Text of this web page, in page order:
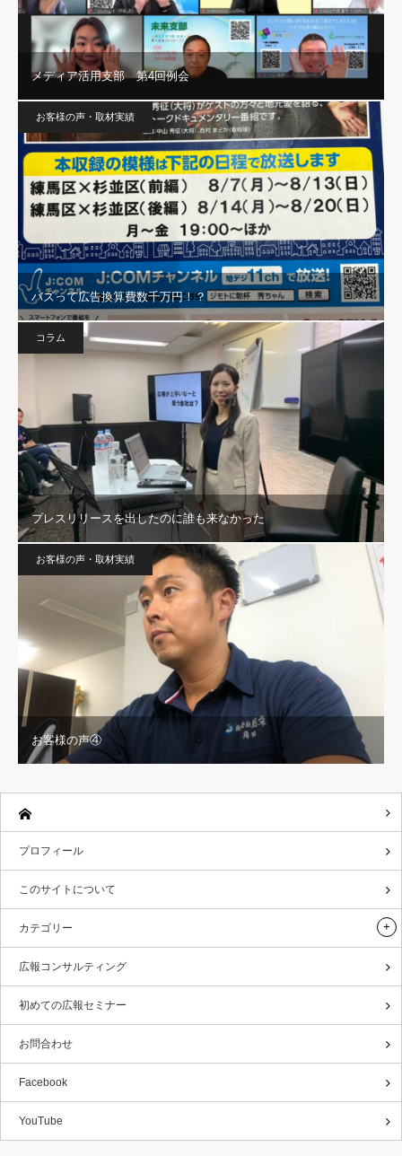
メディア活用支部 第4回例会
お客様の声・取材実績
バズって広告換算費数千万円！？
コラム
プレスリリースを出したのに誰も来なかった
お客様の声・取材実績
お客様の声④
プロフィール
このサイトについて
カテゴリー
広報コンサルティング
初めての広報セミナー
お問合わせ
Facebook
YouTube